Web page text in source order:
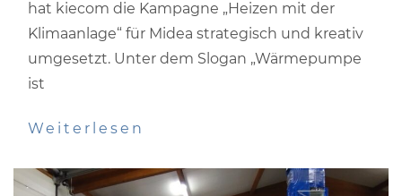
hat kiecom die Kampagne „Heizen mit der
Klimaanlage“ für Midea strategisch und kreativ
umgesetzt. Unter dem Slogan „Wärmepumpe
ist
Weiterlesen